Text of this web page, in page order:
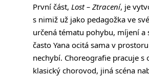
První část, Lost – Ztracení, je
s nimiž už jako pedagožka ve
určená tématu pohybu, míjení a
často Yana ocitá sama v
nechybí. Choreografie pracuje
klasický chorovod, jiná scéna